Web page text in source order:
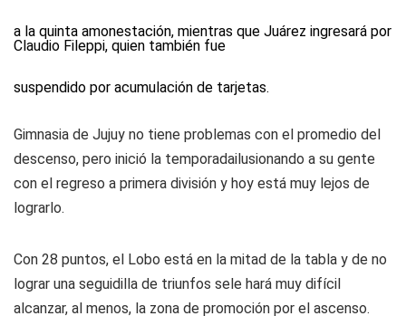
a la quinta amonestación, mientras que Juárez ingresará por
Claudio Fileppi, quien también fue
suspendido por acumulación de tarjetas.
Gimnasia de Jujuy no tiene problemas con el promedio del
descenso, pero inició la temporadailusionando a su gente
con el regreso a primera división y hoy está muy lejos de
lograrlo.
Con 28 puntos, el Lobo está en la mitad de la tabla y de no
lograr una seguidilla de triunfos sele hará muy difícil
alcanzar, al menos, la zona de promoción por el ascenso.